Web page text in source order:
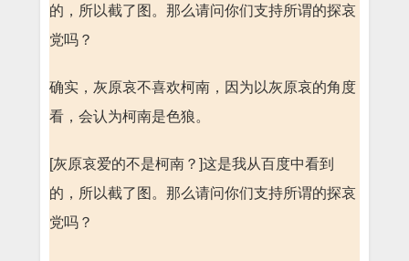
的，所以截了图。那么请问你们支持所谓的探哀
党吗？
确实，灰原哀不喜欢柯南，因为以灰原哀的角度
看，会认为柯南是色狼。
[灰原哀爱的不是柯南？]这是我从百度中看到
的，所以截了图。那么请问你们支持所谓的探哀
党吗？